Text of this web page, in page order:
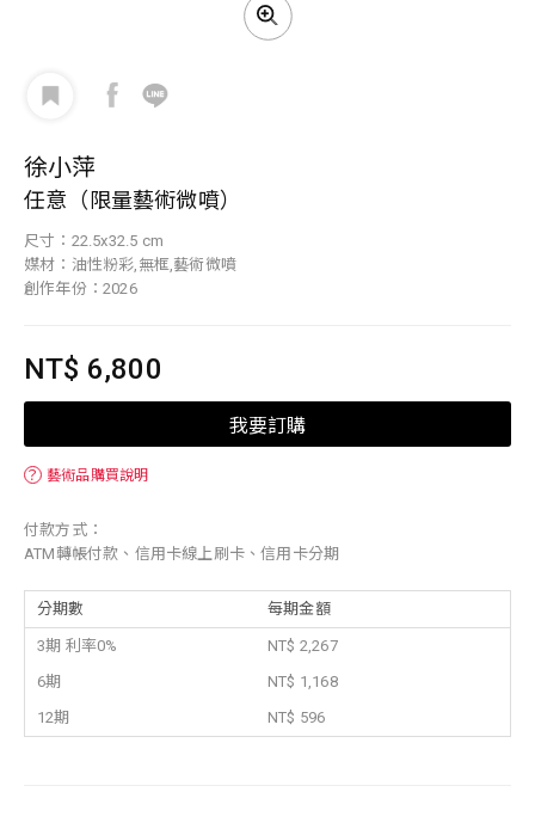
徐小萍
任意（限量藝術微噴）
尺寸：22.5x32.5 cm
媒材：油性粉彩,無框,藝術微噴
創作年份：2026
NT$ 6,800
我要訂購
？ 藝術品購買說明
付款方式：
ATM轉帳付款、信用卡線上刷卡、信用卡分期
分期數 每期金額
3期 利率0%
NT$ 2,267
6期
NT$ 1,168
12期
NT$ 596